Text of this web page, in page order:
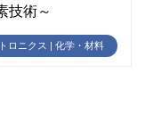
技術～
ロニクス | 化学・材料